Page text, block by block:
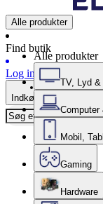
Alle produkter
Find butik
Log ind
Indkøbskurv
Alle produkter
TV, Lyd
Computer
Mobil,
Gaming
Hardware